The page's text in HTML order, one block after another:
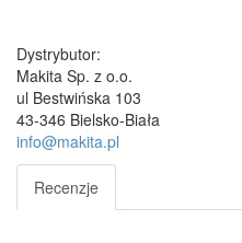
Dystrybutor:
Makita Sp. z o.o.
ul Bestwińska 103
43-346 Bielsko-Biała
info@makita.pl
Recenzje